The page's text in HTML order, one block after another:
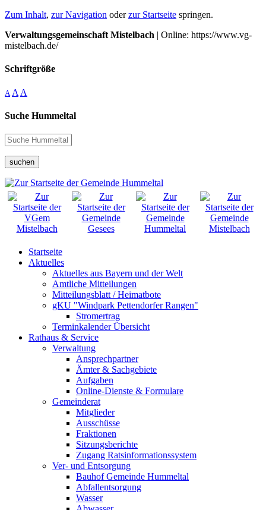
Zum Inhalt, zur Navigation oderzur Startseite springen.
Verwaltungsgemeinschaft Mistelbach | Online: https://www.vg-
mistelbach.de/
Schriftgröße
A A A
Suche Hummeltal
suchen
Startseite
Aktuelles
Aktuelles aus Bayern und der Welt
Amtliche Mitteilungen
Mitteilungsblatt / Heimatbote
gKU "Windpark Pettendorfer Rangen"
Stromertrag
Terminkalender Übersicht
Rathaus & Service
Verwaltung
Ansprechpartner
Ämter & Sachgebiete
Aufgaben
Online-Dienste & Formulare
Gemeinderat
Mitglieder
Ausschüsse
Fraktionen
Sitzungsberichte
Zugang Ratsinformationssystem
Ver- und Entsorgung
Bauhof Gemeinde Hummeltal
Abfallentsorgung
Wasser